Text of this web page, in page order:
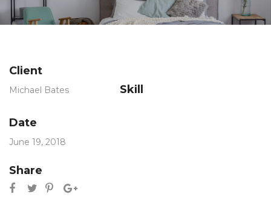
Client
Michael Bates Skill
Date
June 19, 2018
Share